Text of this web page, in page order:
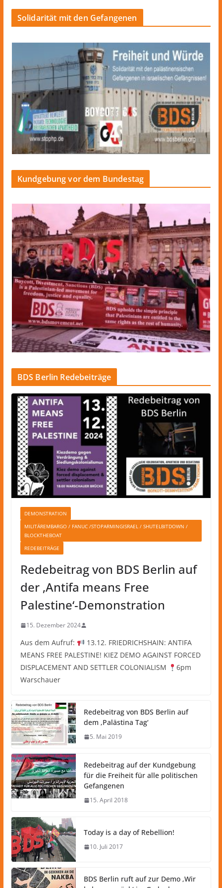
Solidarität mit den Gefangenen
Kundgebung vor dem Bundestag
BDS Berlin Redebeiträge
DEMONSTRATION
MILITÄREMBARGO / FANUC /STOPARMINGISRAEL / SHUTELBITDOWN /
BLOCKTHEBOAT
REDEBEITRÄGE
Redebeitrag von BDS Berlin auf
der ‚Antifa means Free
Palestine‘-Demonstration
15. Dezember 2024
Aus dem Aufruf:
13.12. FRIEDRICHSHAIN: ANTIFA
MEANS FREE PALESTINE! KIEZ DEMO AGAINST FORCED
DISPLACEMENT AND SETTLER COLONIALISM
6pm
Warschauer
Redebeitrag von BDS Berlin auf
dem ‚Palästina Tag‘
5. Mai 2019
Redebeitrag auf der Kundgebung
für die Freiheit für alle politischen
Gefangenen
15. April 2018
Today is a day of Rebellion!
10. Juli 2017
BDS Berlin ruft auf zur Demo ‚Wir